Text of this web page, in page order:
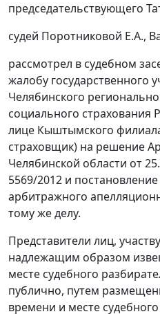
председательствующего
судей Поротниковой Е.А.,
рассмотрел в судебном
жалобу государственного
Челябинского
социального страхования
лице Кыштымского
страховщик) на решение
Челябинской области от
5569/2012 и постановление
арбитражного
тому же делу.
Представители лиц,
надлежащим образом
месте судебного
публично, путем
времени и месте